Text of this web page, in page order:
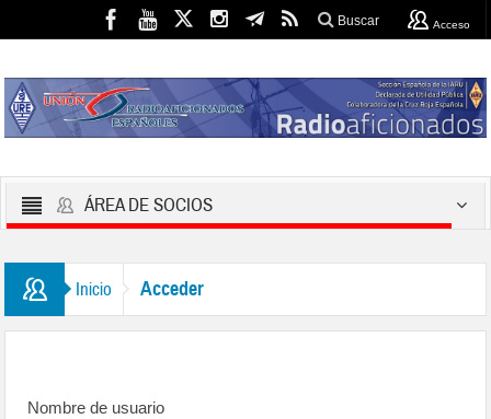
Buscar Acceso
ÁREA DE SOCIOS
Inicio Acceder
Nombre de usuario